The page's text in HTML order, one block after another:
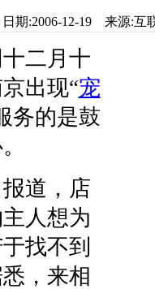
日期:2006-12-19 来源:
二月十
出现“宠
务的是鼓
道，店
人想为
找不到
，来相